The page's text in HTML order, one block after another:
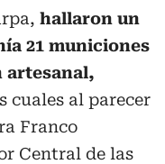
hallaron un
21 municiones
artesanal,
cuales al parecer
Franco
Central de las